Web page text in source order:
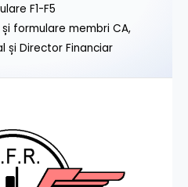
F1-F5
formulare membri CA,
și Director Financiar